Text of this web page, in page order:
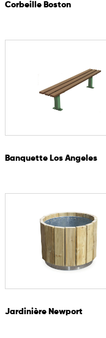
Corbeille Boston
Banquette Los Angeles
Jardinière Newport